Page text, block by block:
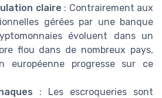
claire : Contrairement aux
gérées par une banque
évoluent dans un
flou dans de nombreux pays,
européenne progresse sur ce
: Les escroqueries sont